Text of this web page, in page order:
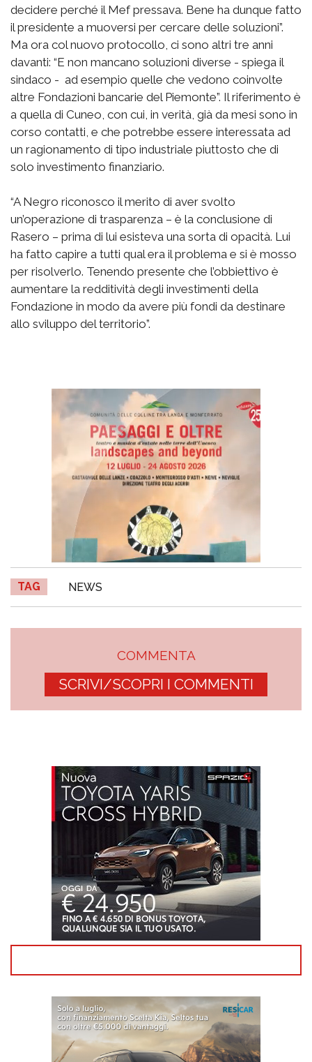
decidere perché il Mef pressava. Bene ha dunque fatto
il presidente a muoversi per cercare delle soluzioni”.
Ma ora col nuovo protocollo, ci sono altri tre anni
davanti: “E non mancano soluzioni diverse - spiega il
sindaco - ad esempio quelle che vedono coinvolte
altre Fondazioni bancarie del Piemonte”. Il riferimento è
a quella di Cuneo, con cui, in verità, già da mesi sono in
corso contatti, e che potrebbe essere interessata ad
un ragionamento di tipo industriale piuttosto che di
solo investimento finanziario.
“A Negro riconosco il merito di aver svolto
un’operazione di trasparenza – è la conclusione di
Rasero – prima di lui esisteva una sorta di opacità. Lui
ha fatto capire a tutti qual era il problema e si è mosso
per risolverlo. Tenendo presente che l’obbiettivo è
aumentare la redditività degli investimenti della
Fondazione in modo da avere più fondi da destinare
allo sviluppo del territorio”.
TAG NEWS
COMMENTA
SCRIVI/SCOPRI I COMMENTI